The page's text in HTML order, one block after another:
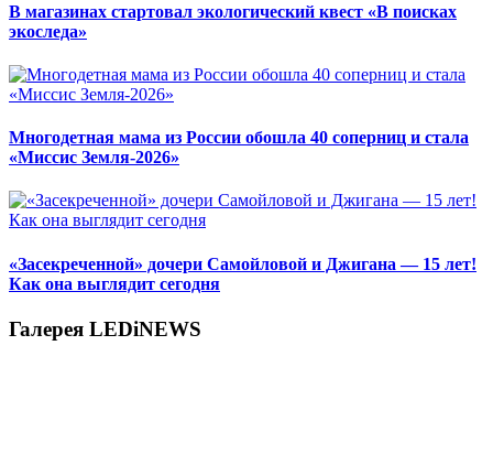
В магазинах стартовал экологический квест «В поисках
экоследа»
Многодетная мама из России обошла 40 соперниц и стала
«Миссис Земля-2026»
«Засекреченной» дочери Самойловой и Джигана — 15 лет!
Как она выглядит сегодня
Галерея LEDiNEWS